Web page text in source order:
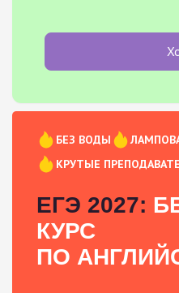
БЕЗ ВОДЫ
КРУТЫЕ
ЕГЭ 2027:
КУРС
ПО